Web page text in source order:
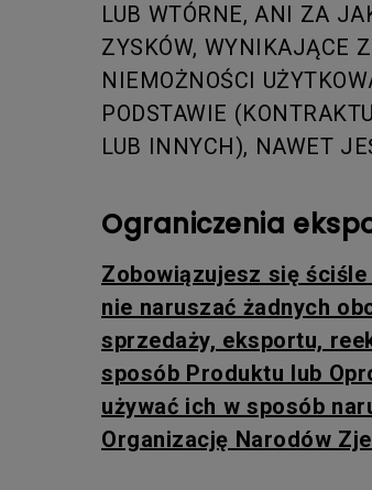
LUB WTÓRNE, ANI ZA
ZYSKÓW, WYNIKAJĄCE
NIEMOŻNOŚCI
PODSTAWIE
LUB INNYCH), NAWET
Ograniczenia
Zobowiązujesz się
nie naruszać żadnych
sprzedaży, eksportu,
sposób Produktu lub
używać ich w sposób
Organizację Narodów